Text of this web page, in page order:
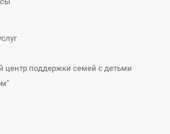
центр поддержки семей с детьми